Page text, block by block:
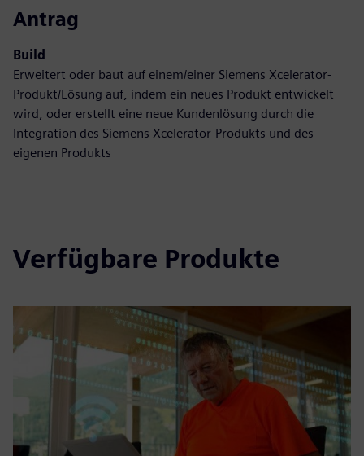
Antrag
Build
Erweitert oder baut auf einem/einer Siemens Xcelerator-
Produkt/Lösung auf, indem ein neues Produkt entwickelt
wird, oder erstellt eine neue Kundenlösung durch die
Integration des Siemens Xcelerator-Produkts und des
eigenen Produkts
Verfügbare Produkte